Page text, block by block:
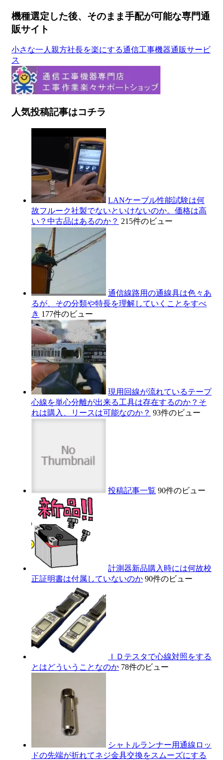
機種選定した後、そのまま手配が可能な専門通
販サイト
小さな一人親方社長を楽にする通信工事機器通販サービ
ス
人気投稿記事はコチラ
LANケーブル性能試験は何
故フルーク社製でないといけないのか。価格は高
い？中古品はあるのか？ 215件のビュー
通信線路用の通線具は色々あ
るが、その分類や特長を理解していくことをすべ
き 177件のビュー
現用回線が流れているテープ
心線を単心分離が出来る工具は存在するのか？そ
れは購入、リースは可能なのか？ 93件のビュー
投稿記事一覧 90件のビュー
計測器新品購入時には何故校
正証明書は付属していないのか 90件のビュー
ＩＤテスタで心線対照をする
とはどういうことなのか 78件のビュー
シャトルランナー用通線ロッ
ドの先端が折れてネジ金具交換をスムーズにする